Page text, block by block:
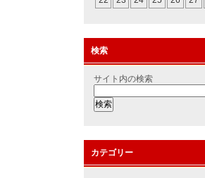
検索
サイト内の検索
カテゴリー